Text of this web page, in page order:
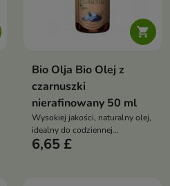

Bio Olja Bio Olej z
czarnuszki
nierafinowany 50 ml
Wysokiej jakości, naturalny olej,
idealny do codziennej
pielęgnacji skóry i włosów
6,65 £